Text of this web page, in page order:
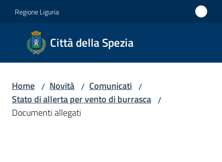
Vai al contenuto
Vai alla navigazione
Vai al footer
Regione Liguria
Città della Spezia
Città
della
Spezia
Medaglia
d'oro al
Merito
Home / Novità / Comunicati /
Stato di allerta per vento di burrasca /
Documenti allegati